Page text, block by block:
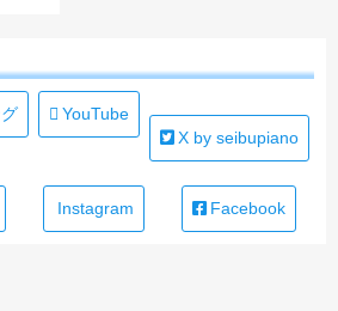
YouTube
X by seibupiano
Instagram Facebook